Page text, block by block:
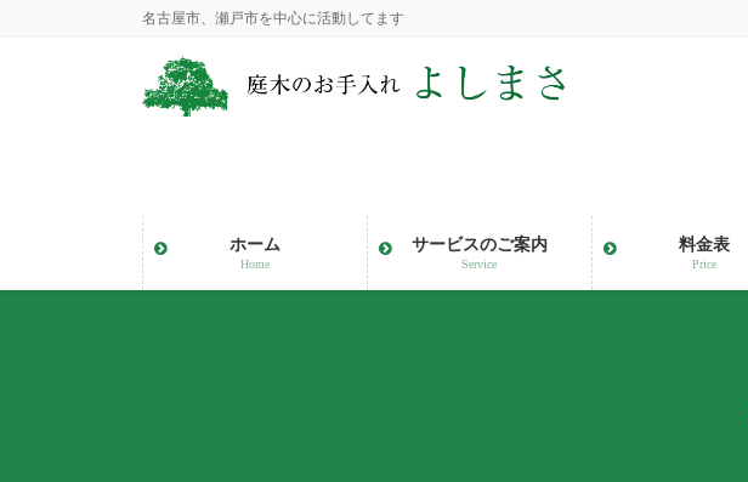
名古屋市、瀬戸市を中心に活動してます
ホーム
Home
サービスのご案内
Service
料金表
Price